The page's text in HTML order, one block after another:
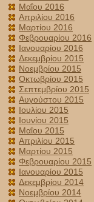
Μαΐου 2016
Απριλίου 2016
Μαρτίου 2016
Φεβρουαρίου 2016
Ιανουαρίου 2016
Δεκεμβρίου 2015
Νοεμβρίου 2015
Οκτωβρίου 2015
Σεπτεμβρίου 2015
Αυγούστου 2015
Ιουλίου 2015
Ιουνίου 2015
Μαΐου 2015
Απριλίου 2015
Μαρτίου 2015
Φεβρουαρίου 2015
Ιανουαρίου 2015
Δεκεμβρίου 2014
Νοεμβρίου 2014